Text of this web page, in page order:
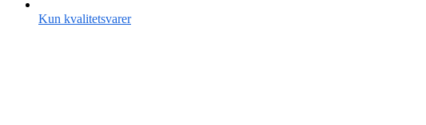
Kun kvalitetsvarer